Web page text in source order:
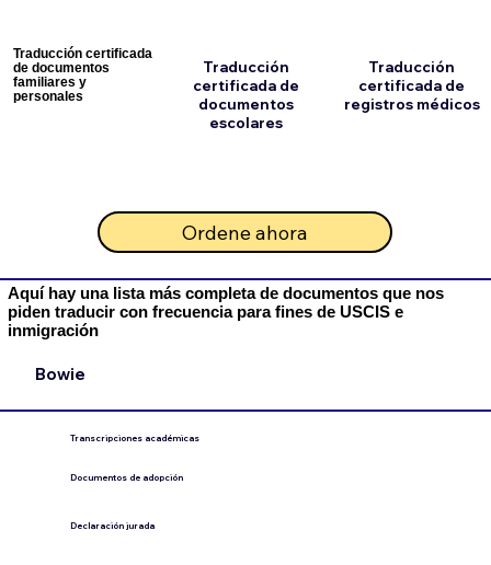
Traducción certificada
de documentos
familiares y
personales
Traducción
certificada de
documentos
escolares
Ordene ahora
Traducción
certificada de
registros médicos
Aquí hay una lista más completa de documentos que nos
piden traducir con frecuencia para fines de USCIS e
inmigración
Bowie
Transcripciones académicas
Documentos de adopción
Declaración jurada